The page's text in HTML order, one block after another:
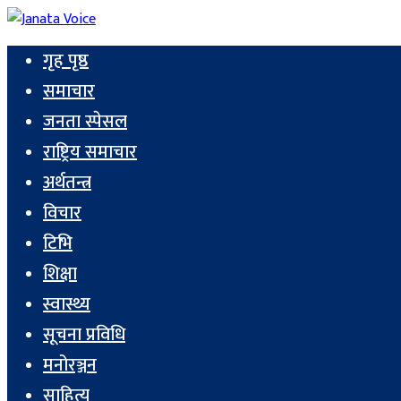
गृह पृष्ठ
समाचार
जनता स्पेसल
राष्ट्रिय समाचार
अर्थतन्त्र
विचार
टिभि
शिक्षा
स्वास्थ्य
सूचना प्रविधि
मनोरञ्जन